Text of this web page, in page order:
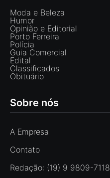
Moda e Beleza
Humor
Opinião e Editorial
Porto Ferreira
Polícia
Guia Comercial
Edital
Classificados
Obituário
Sobre nós
A Empresa
Contato
Redação: (19) 9 9809-7118